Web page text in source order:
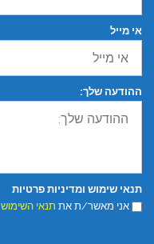
אי מייל
ההודעה שלך:
תנאי שימוש ומדיניות פרטיות
אני מאשר/ת את תנאי השימוש